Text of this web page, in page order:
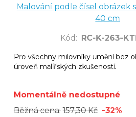
Malování podle čísel obrázek
40 cm
Kód : RC-K-263-
Pro všechny milovníky umění bez
úroveň malířských zkušeností.
Momentálně nedostupné
Běžná cena: 157,30 Kč -32%